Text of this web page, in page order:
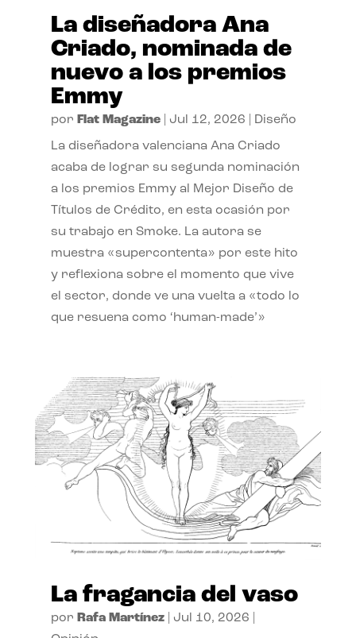
La diseñadora Ana
Criado, nominada de
nuevo a los premios
Emmy
por Flat Magazine| Jul 12, 2026 Diseño
La diseñadora valenciana Ana Criado
acaba de lograr su segunda nominación
a los premios Emmy al Mejor Diseño de
Títulos de Crédito, en esta ocasión por
su trabajo en Smoke. La autora se
muestra «supercontenta» por este hito
y reflexiona sobre el momento que vive
el sector, donde ve una vuelta a «todo lo
que resuena como ‘human-made’»
La fragancia del vaso
por Rafa Martínez| Jul 10, 2026